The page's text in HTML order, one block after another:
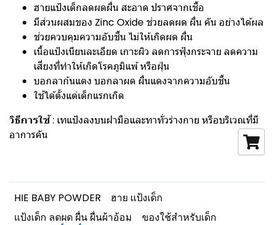
ฮายแป้งเด็กลดผดผื่น สะอาด ปราศจากเชื้อ
มีส่วนผสมของ Zinc Oxide ช่วยลดผด ผื่น คัน อย่างได้ผล
ช่วยควบคุมความอับชื้น ไม่ให้เกิดผด ผื่น
เนื้อแป้งเนียนละเอียด เกาะผิว ลดการฟุ้งกระจาย ลดความ
เสี่ยงที่ทำให้เกิดโรคภูมิแพ้ หรือฝุ่น
บอกลาก้นแดง บอกลาผด ผื่นแดงจากความอับชี้น
ใช้ได้ตั้งแต่เด็กแรกเกิด
วิธีการใช้: เทแป้งลงบนฝามือและทาทั่วร่างกาย หรือบริเวณที่มี
อาการคัน
HIE BABY POWDER
ฮาย แป้งเด็ก
แป้งเด็ก ลดผด ผื่น ผื่นผ้าอ้อม
ของใช้สำหรับเด็ก